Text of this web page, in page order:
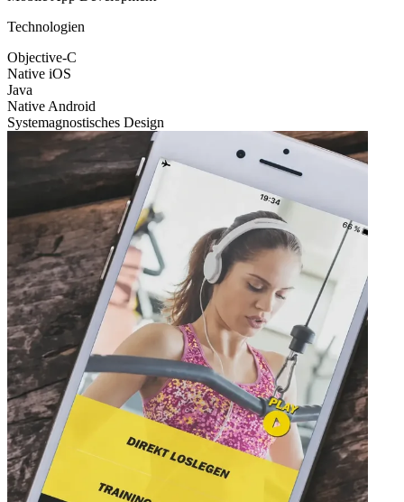
Technologien
Objective-C
Native iOS
Java
Native Android
Systemagnostisches Design